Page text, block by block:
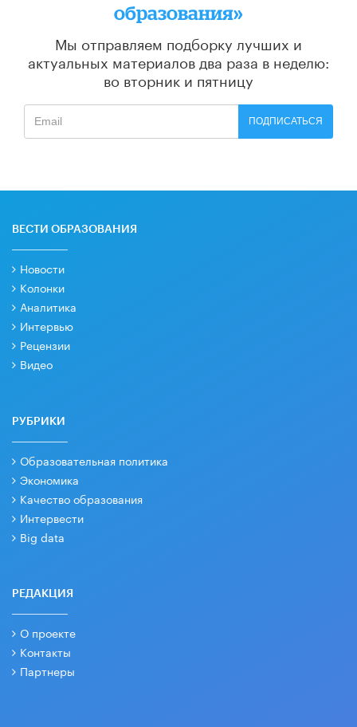
образования»
Мы отправляем подборку лучших и
актуальных материалов два раза в неделю:
во вторник и пятницу
ПОДПИСАТЬСЯ
ВЕСТИ ОБРАЗОВАНИЯ
Новости
Колонки
Аналитика
Интервью
Рецензии
Видео
РУБРИКИ
Образовательная политика
Экономика
Качество образования
Интервести
Big data
РЕДАКЦИЯ
О проекте
Контакты
Партнеры